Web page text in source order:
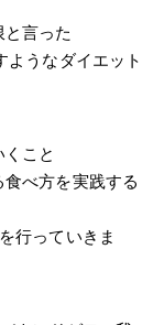
言った
うなダイエット
こと
べ方を実践する
行っていきま